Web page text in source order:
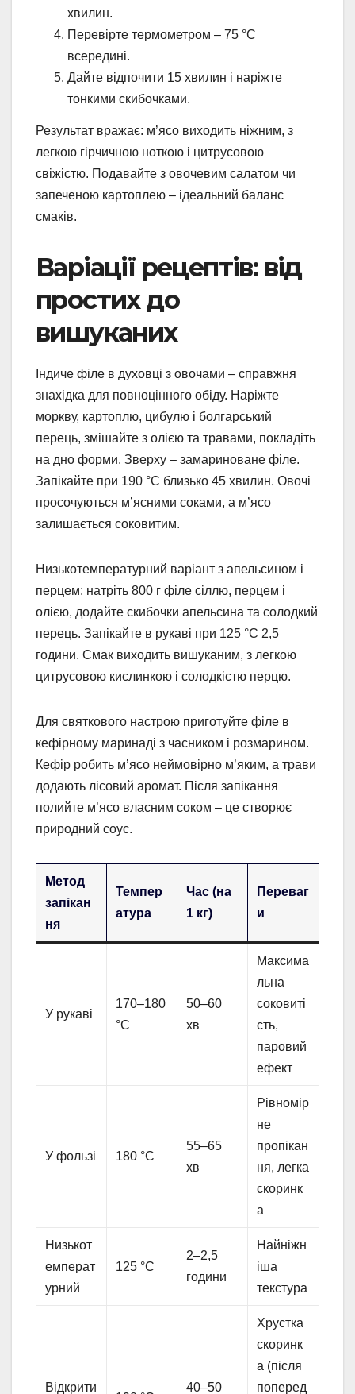
хвилин.
Перевірте термометром – 75 °C
всередині.
Дайте відпочити 15 хвилин і наріжте
тонкими скибочками.
Результат вражає: м’ясо виходить ніжним, з
легкою гірчичною ноткою і цитрусовою
свіжістю. Подавайте з овочевим салатом чи
запеченою картоплею – ідеальний баланс
смаків.
Варіації рецептів: від
простих до
вишуканих
Індиче філе в духовці з овочами – справжня
знахідка для повноцінного обіду. Наріжте
моркву, картоплю, цибулю і болгарський
перець, змішайте з олією та травами, покладіть
на дно форми. Зверху – замариноване філе.
Запікайте при 190 °C близько 45 хвилин. Овочі
просочуються м’ясними соками, а м’ясо
залишається соковитим.
Низькотемпературний варіант з апельсином і
перцем: натріть 800 г філе сіллю, перцем і
олією, додайте скибочки апельсина та солодкий
перець. Запікайте в рукаві при 125 °C 2,5
години. Смак виходить вишуканим, з легкою
цитрусовою кислинкою і солодкістю перцю.
Для святкового настрою приготуйте філе в
кефірному маринаді з часником і розмарином.
Кефір робить м’ясо неймовірно м’яким, а трави
додають лісовий аромат. Після запікання
полийте м’ясо власним соком – це створює
природний соус.
Метод
запікан
ня
Темпер
атура
Час (на
1 кг)
Переваг
и
У рукаві
170–180
°C
50–60
хв
Максима
льна
соковиті
сть,
паровий
ефект
У фользі 180 °C
55–65
хв
Рівномір
не
пропікан
ня, легка
скоринк
а
Низькот
емперат
урний
125 °C
2–2,5
години
Найніжн
іша
текстура
Відкрити 40–50
Хрустка
скоринк
а (після
поперед